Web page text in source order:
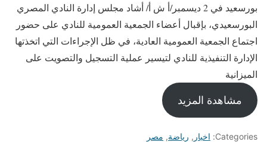
بورسعيد في 2 ديسمبر/أ ش أ/ أشاد مجلس إدارة النادي المصري
البورسعيدي، بإقبال أعضاء الجمعية العمومية للنادي على حضور
اجتماع الجمعية العمومية العادية، في ظل الإجراءات التي اتخذتها
الإدارة التنفيذية للنادي لتيسير عملية التسجيل والتصويت على
الميزانية
مشاهدة المزيد
Categories: اخبار , رياضة, مصر